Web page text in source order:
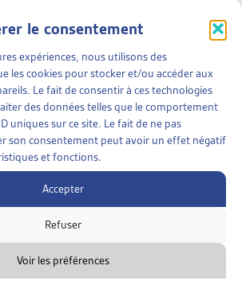
le consentement
expériences, nous utilisons des
les cookies pour stocker et/ou accéder aux
Le fait de consentir à ces technologies
des données telles que le comportement
uniques sur ce site. Le fait de ne pas
son consentement peut avoir un effet négatif
et fonctions.
Accepter
Refuser
Voir les préférences
pilier ne peut plus faire valoir le
par ailleurs que le budget de référence
du capital de prévoyance est
complémentaires et non celui de l’aide
les prétentions de l’aide sociale en
de prévoyance; il fait suite à l’arrêt
et de sa saisissabilité en cas